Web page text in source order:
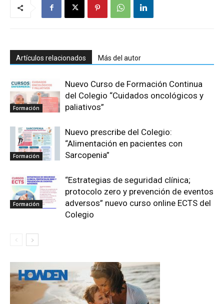
Artículos relacionados Más del autor
Formación
Nuevo Curso de Formación Continua
del Colegio “Cuidados oncológicos y
paliativos”
Formación
Nuevo prescribe del Colegio:
“Alimentación en pacientes con
Sarcopenia”
Formación
“Estrategias de seguridad clínica;
protocolo zero y prevención de eventos
adversos” nuevo curso online ECTS del
Colegio